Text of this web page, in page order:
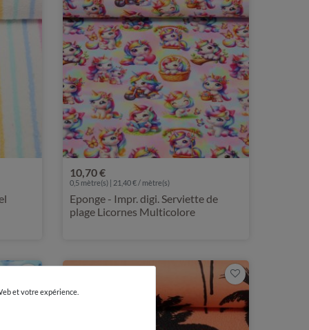
10,70 €
0,5 mètre(s) | 21,40 € / mètre(s)
Eponge - Impr. digi. Serviette de
plage Licornes Multicolore
et votre expérience.